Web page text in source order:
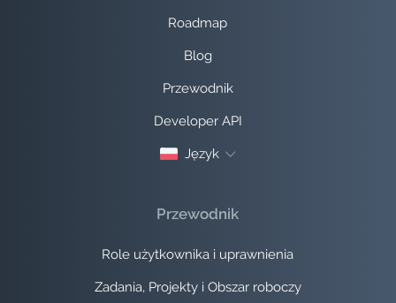
Roadmap
Blog
Przewodnik
Developer API
Język
Przewodnik
Role użytkownika i uprawnienia
Zadania, Projekty i Obszar roboczy